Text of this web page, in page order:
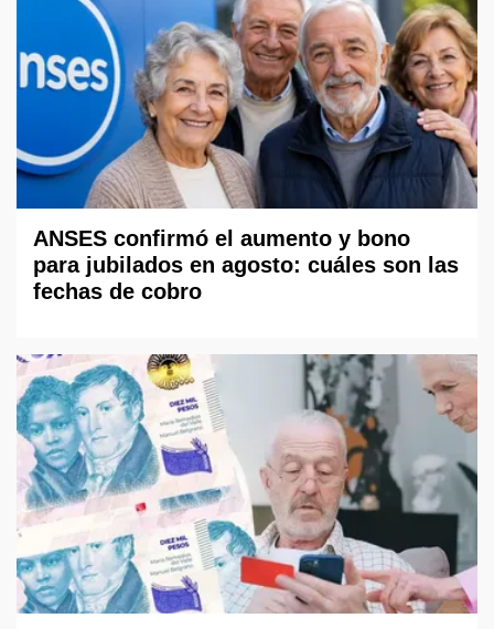
ANSES confirmó el aumento y bono
para jubilados en agosto: cuáles son las
fechas de cobro